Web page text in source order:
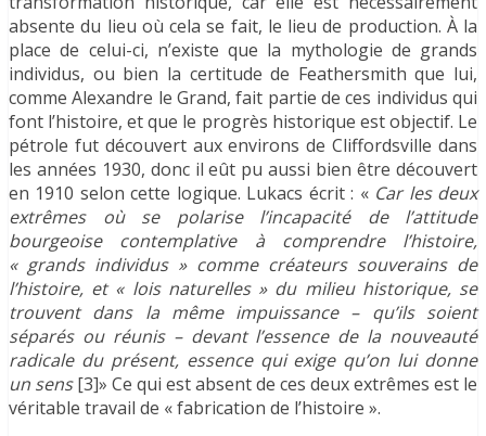
absente du lieu où cela se fait, le lieu de production. À la
place de celui-ci, n’existe que la mythologie de grands
individus, ou bien la certitude de Feathersmith que lui,
comme Alexandre le Grand, fait partie de ces individus qui
font l’histoire, et que le progrès historique est objectif. Le
pétrole fut découvert aux environs de Cliffordsville dans
les années 1930, donc il eût pu aussi bien être découvert
en 1910 selon cette logique. Lukacs écrit : « Car les deux
extrêmes où se polarise l’incapacité de l’attitude
bourgeoise contemplative à comprendre l’histoire,
« grands individus » comme créateurs souverains de
l’histoire, et « lois naturelles » du milieu historique, se
trouvent dans la même impuissance – qu’ils soient
séparés ou réunis – devant l’essence de la nouveauté
radicale du présent, essence qui exige qu’on lui donne
un sens[3]» Ce qui est absent de ces deux extrêmes est le
véritable travail de « fabrication de l’histoire ».